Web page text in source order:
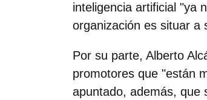
inteligencia artificial "ya
organización es situar a
Por su parte, Alberto
promotores que "están
apuntado, además, que